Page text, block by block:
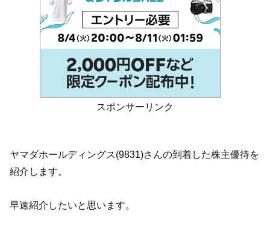
スポンサーリンク
ヤマダホールディングス(9831)さんの到着した株主優待を
紹介します。
早速紹介したいと思います。